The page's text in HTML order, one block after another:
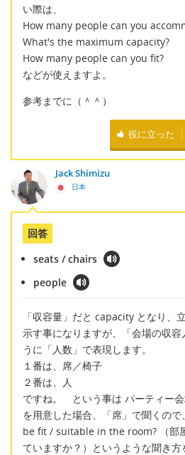
い際は、
How many people can you
What's the maximum capacity?
How many people can you fit?
などが使えますよ。
参考までに（＾＾）
役に立った
Jack Shimizu
日本
回答
seats / chairs
people
「収容量」だと capacity となり、
示す事になりますが、「会場の収容
うに「人数」で表現します。
１番は、席／椅子
２番は、人
ですね。 という事は パーティー
を用意した場合、「席」で聞くの
be fit / suitable in the room? （部
ていますか？）というような聞き